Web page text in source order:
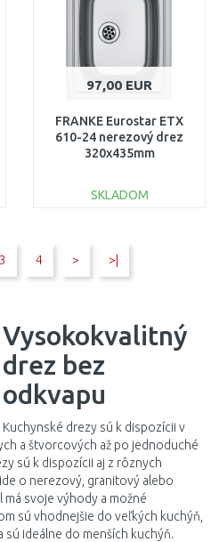
97,00 EUR
FRANKE Eurostar ETX
610-24 nerezový drez
320x435mm
SKLADOM
Porovnať
3 4 > >|
Vysokokvalitný
drez bez
odkvapu
Kuchynské drezy sú k dispozícii v
a štvorcových až po jednoduché
sú k dispozícii aj z rôznych
o nerezový, granitový alebo
má svoje výhody a možné
sú vhodnejšie do veľkých kuchýň,
sú ideálne do menších kuchýň.